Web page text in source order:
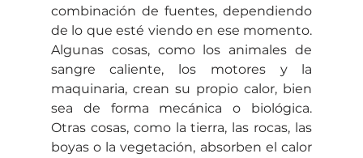
combinación de fuentes, dependiendo
de lo que esté viendo en ese momento.
Algunas cosas, como los animales de
sangre caliente, los motores y la
maquinaria, crean su propio calor, bien
sea de forma mecánica o biológica.
Otras cosas, como la tierra, las rocas, las
boyas o la vegetación, absorben el calor